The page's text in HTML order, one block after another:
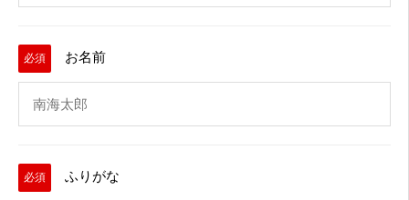
必須 お名前
必須 ふりがな